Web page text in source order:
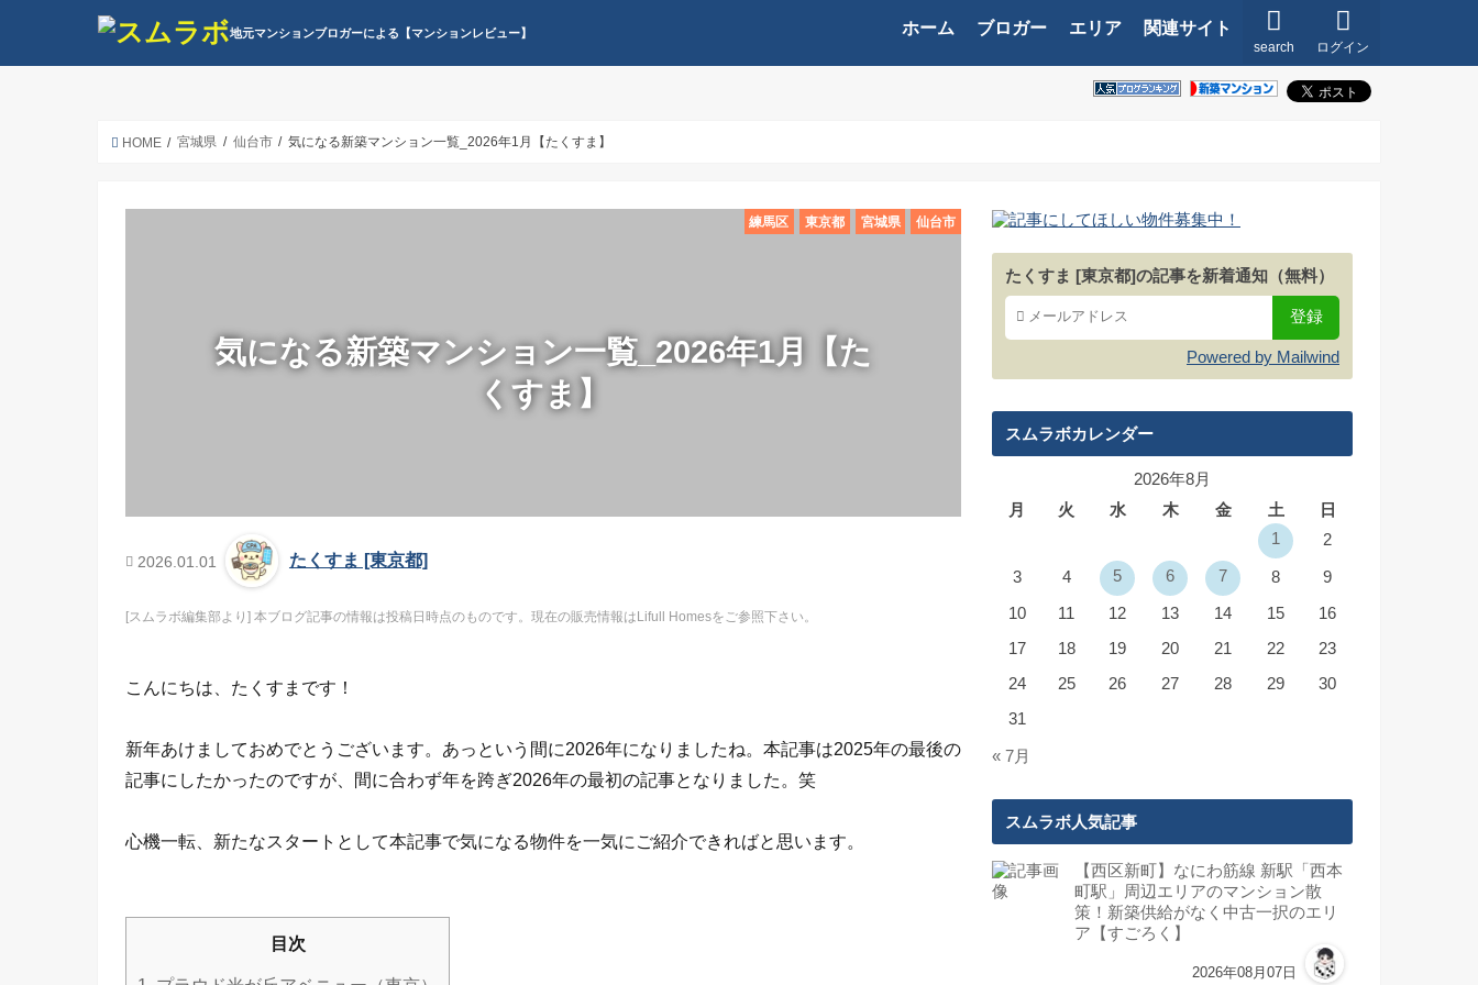
地元マンションブロガーによる【マンションレビュー】
ログイン
search
ホーム ブロガー エリア 関連サイト
HOME 宮城県 仙台市 気になる新築マンション一覧_2026年1月【たくすま】
気になる新築マンション一覧_2026年1月【た
くすま】
仙台市
宮城県
東京都
練馬区
2026.01.01 たくすま [東京都]
[スムラボ編集部より] 本ブログ記事の情報は投稿日時点のものです。現在の販売情報はLifull Homesをご参照下さい。
こんにちは、たくすまです！
新年あけましておめでとうございます。あっという間に2026年になりましたね。本記事は2025年の最後の
記事にしたかったのですが、間に合わず年を跨ぎ2026年の最初の記事となりました。笑
心機一転、新たなスタートとして本記事で気になる物件を一気にご紹介できればと思います。
目次
たくすま [東京都]の記事を新着通知（無料）
Powered by Mailwind
スムラボカレンダー
2026年8月
月
火 水 木 金 土
日
1
2
3 4 5 6 7 8 9
10 11 12 13 14 15
16
17
18 19 20 21 22
23
24
25 26 27 28 29
30
31
« 7月
スムラボ人気記事
【西区新町】なにわ筋線 新駅「西本
町駅」周辺エリアのマンション散
策！新築供給がなく中古一択のエリ
ア【すごろく】
2026年08月07日